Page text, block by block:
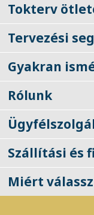
Tokterv
Tervezési
Gyakran
Rólunk
Szállítási és
Miért